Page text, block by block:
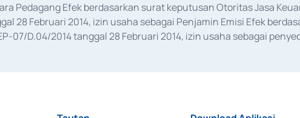
Pedagang Efek berdasarkan surat keputusan Otoritas Jasa
28 Februari 2014, izin usaha sebagai Penjamin Emisi Efek
07/D.04/2014 tanggal 28 Februari 2014, izin usaha sebagai